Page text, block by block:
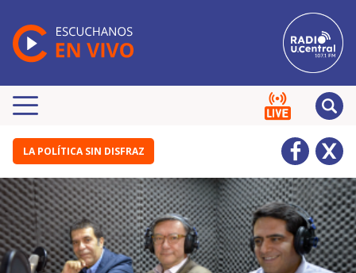
LA POLÍTICA SIN DISFRAZ